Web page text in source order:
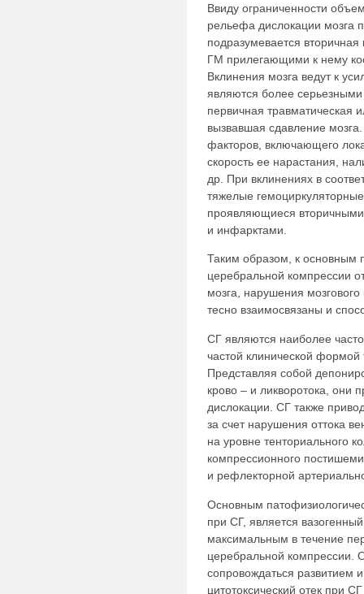
Ввиду ограниченности
рельефа дислокации мозга
подразумевается
ГМ прилегающими к нему
Вклинения мозга ведут к
являются более
первичная травматическая
вызвавшая сдавление
факторов, включающего
скорость ее нарастания,
др. При вклинениях в
тяжелые
проявляющиеся
и инфарктами.
Таким образом, к основным
церебральной компрессии
мозга, нарушения
тесно взаимосвязаны и
СГ являются наиболее
частой клинической формой
Представляя собой
крово – и ликворотока, они
дислокации. СГ также
за счет нарушения оттока
на уровне тенториального
компрессионного
и рефлекторной
Основным
при СГ, является
максимальным в течение
церебральной компрессии.
сопровождаться развитием
цитотоксический отек при